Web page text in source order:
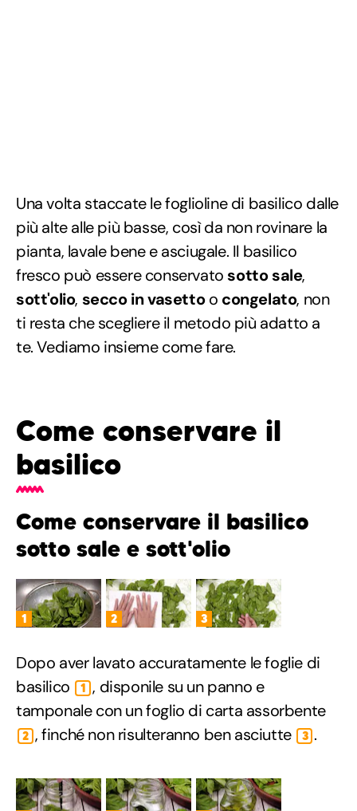
Una volta staccate le foglioline di basilico dalle
più alte alle più basse, così da non rovinare la
pianta, lavale bene e asciugale. Il basilico
fresco può essere conservato sotto sale,
sott'olio, secco in vasettoo congelato, non
ti resta che scegliere il metodo più adatto a
te. Vediamo insieme come fare.
Come conservare il
basilico
Come conservare il basilico
sotto sale e sott'olio
1 2 3
Dopo aver lavato accuratamente le foglie di
basilico
1 , disponile su un panno e
tamponale con un foglio di carta assorbente
2 , finché non risulteranno ben asciutte 3 .